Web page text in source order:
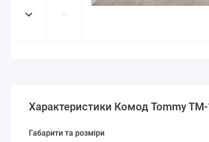
Характеристики Комод Tommy
Габарити та розміри